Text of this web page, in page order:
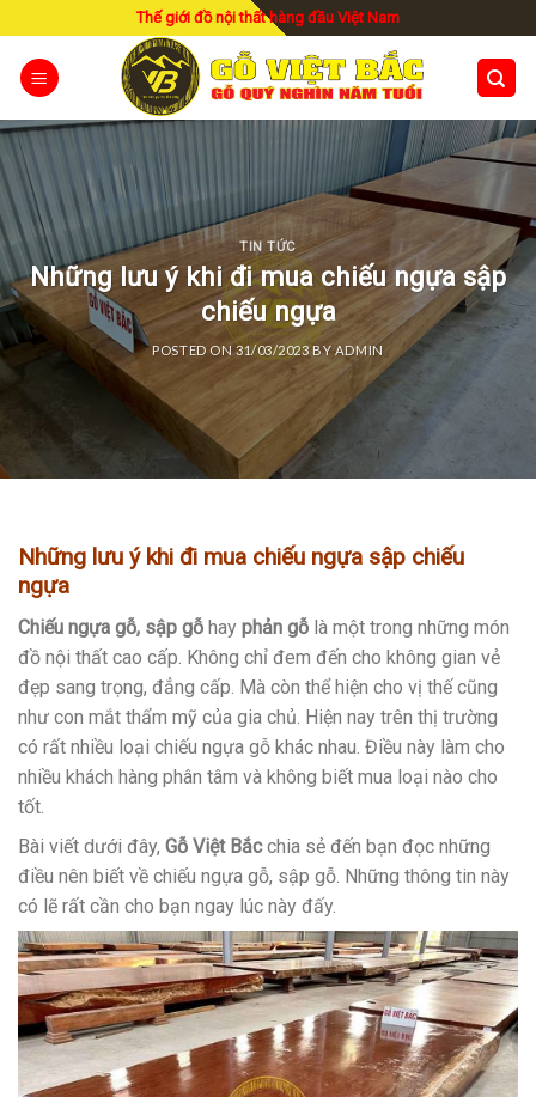
to
content
Thế giới đồ nội thất hàng đầu Việt Nam
TIN TỨC
Những lưu ý khi đi mua chiếu ngựa sập
chiếu ngựa
POSTED ON31/03/2023BYADMIN
Những lưu ý khi đi mua chiếu ngựa sập chiếu
ngựa
Chiếu ngựa gỗ, sập gỗ hay phản gỗ là một trong những món
đồ nội thất cao cấp. Không chỉ đem đến cho không gian vẻ
đẹp sang trọng, đẳng cấp. Mà còn thể hiện cho vị thế cũng
như con mắt thẩm mỹ của gia chủ. Hiện nay trên thị trường
có rất nhiều loại chiếu ngựa gỗ khác nhau. Điều này làm cho
nhiều khách hàng phân tâm và không biết mua loại nào cho
tốt.
Bài viết dưới đây, Gỗ Việt Bắcchia sẻ đến bạn đọc những
điều nên biết về chiếu ngựa gỗ, sập gỗ. Những thông tin này
có lẽ rất cần cho bạn ngay lúc này đấy.